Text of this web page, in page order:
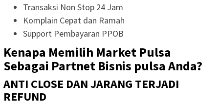
Transaksi Non Stop 24 Jam
Komplain Cepat dan Ramah
Support Pembayaran PPOB
Kenapa Memilih Market Pulsa
Sebagai Partnet Bisnis pulsa Anda?
ANTI CLOSE DAN JARANG TERJADI
REFUND